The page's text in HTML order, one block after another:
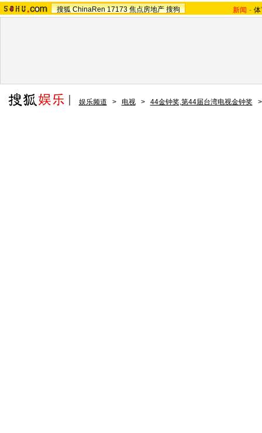
搜狐 ChinaRen 17173 焦点房地产 搜狗 新闻 -
娱乐频道 > 电视 > 44金钟奖,第44届台湾电视金钟奖